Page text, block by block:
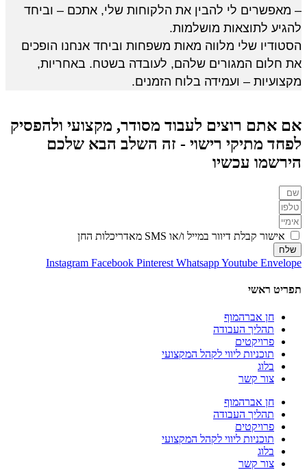
להגיע לתוצאות מושלמות.
מקצועיות – ועמידה בלוח הזמנים.
אם אתם רוצים לעבוד מסודר, מקצועי ולהפסיק
לפחד מתיקי רישוי - זה השלב הבא שלכם
הירשמו עכשיו
אישור קבלת דיוור במייל ו/או SMS מאדריכלות החן
שלח
Instagram Facebook Pinterest WhatsappYoutube Envelope
תפריט ראשי
חן אברהמוף
תהליך העבודה
פרויקטים
תוכניות ליווי לקהל המקצועי
בלוג
צור קשר
חן אברהמוף
תהליך העבודה
פרויקטים
תוכניות ליווי לקהל המקצועי
בלוג
צור קשר